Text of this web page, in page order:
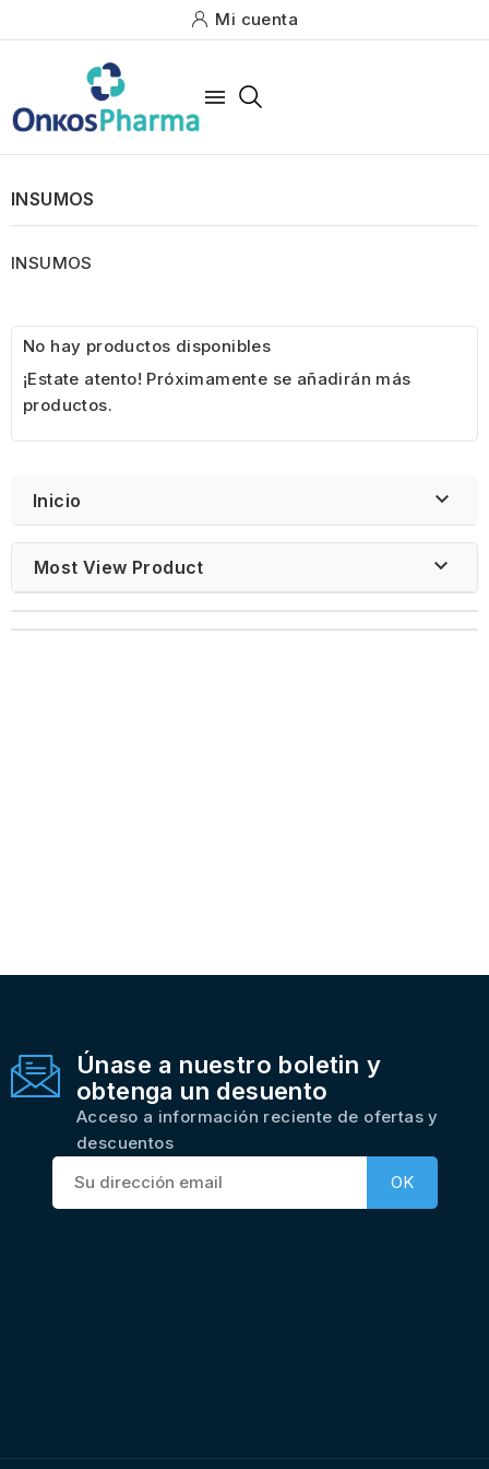
Mi cuenta

INSUMOS
INSUMOS
No hay productos disponibles
¡Estate atento! Próximamente se añadirán más
productos.
Inicio 
Most View Product 
Únase a nuestro boletin y
obtenga un desuento
Acceso a información reciente de ofertas y
descuentos